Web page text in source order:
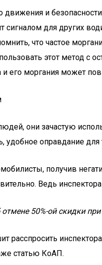
движения и
сигналом для других
что частое
этот метод с
и его моргания может
они зачастую
оправдание для
получив
Ведь
50%-ой скидки
расспросить
статью КоАП.